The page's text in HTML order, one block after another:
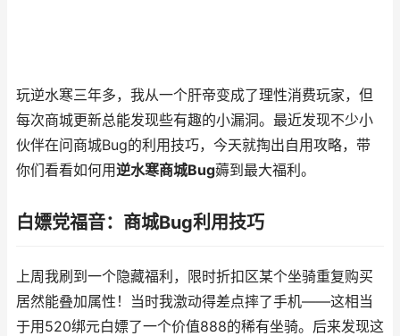
玩逆水寒三年多，我从一个肝帝变成了理性消费玩家，但
每次商城更新总能发现些有趣的小漏洞。最近发现不少小
伙伴在问商城Bug的利用技巧，今天就掏出自用攻略，带
你们看看如何用逆水寒商城Bug薅到最大福利。
白嫖党福音：商城Bug利用技巧
上周我刷到一个隐藏福利，限时折扣区某个坐骑重复购买
居然能叠加属性！当时我激动得差点摔了手机——这相当
于用520绑元白嫖了一个价值888的稀有坐骑。后来发现这